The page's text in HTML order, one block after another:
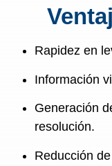
Rapidez en
Información
Generación
resolución.
Reducción